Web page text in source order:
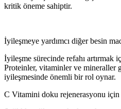
kritik öneme sahiptir.
İyileşmeye yardımcı diğer besin
İyileşme sürecinde refahı artırmak
Proteinler, vitaminler ve mineraller
iyileşmesinde önemli bir rol oynar.
C Vitamini doku rejenerasyonu